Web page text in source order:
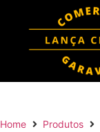
Home Produtos